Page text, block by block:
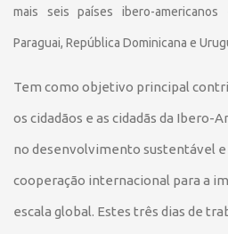
mais seis países ibero-americanos
Paraguai, República Dominicana e
Tem como objetivo principal
os cidadãos e as cidadãs da Ibero-
no desenvolvimento sustentável e
cooperação internacional para a
escala global. Estes três dias de